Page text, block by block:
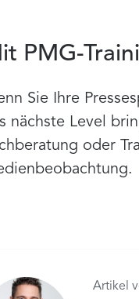
PMG-
Sie Ihre
nächste Level
oder
Artikel